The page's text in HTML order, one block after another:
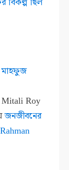
মাহফুজ
Mitali Roy
জনজীবনের